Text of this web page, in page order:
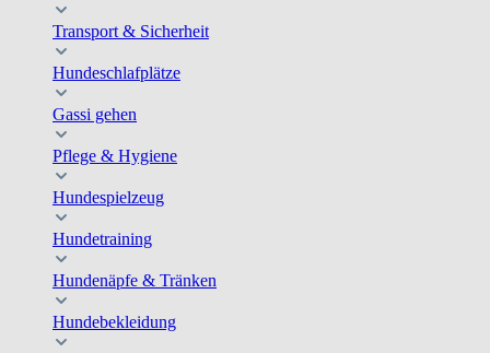
Transport & Sicherheit
Hundeschlafplätze
Gassi gehen
Pflege & Hygiene
Hundespielzeug
Hundetraining
Hundenäpfe & Tränken
Hundebekleidung